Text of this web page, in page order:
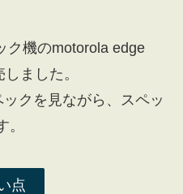
ク機のmotorola edge
ました。
クを見ながら、スペッ
点